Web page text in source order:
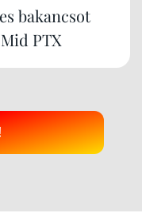
bakancsot
PTX